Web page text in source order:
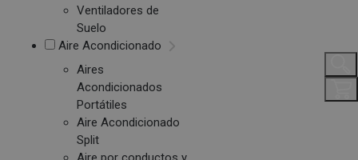
Ventiladores de
Suelo
Aire Acondicionado
Aires
Acondicionados
Portátiles
Aire Acondicionado
Split